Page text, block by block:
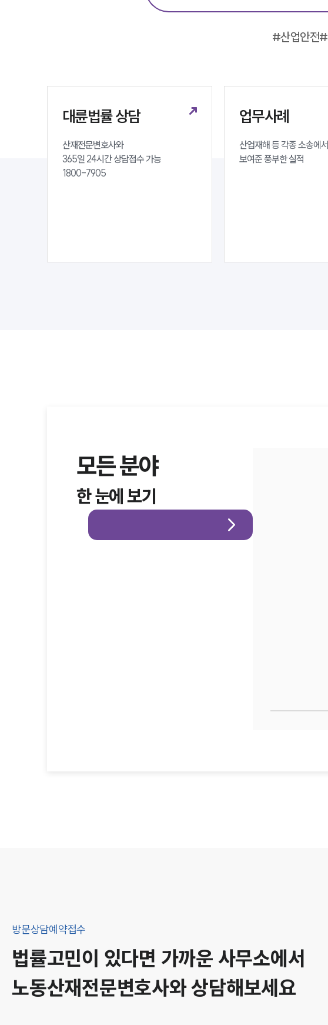
#산업안전#
대륜법률 상담
산재전문변호사와
365일 24시간 상담접수 가능
1800-7905
업무사례
산업재해 등 각종 소송에서
보여준 풍부한 실적
모든 분야
한 눈에 보기
방문상담예약접수
법률고민이 있다면 가까운 사무소에서
노동산재전문변호사와 상담해보세요